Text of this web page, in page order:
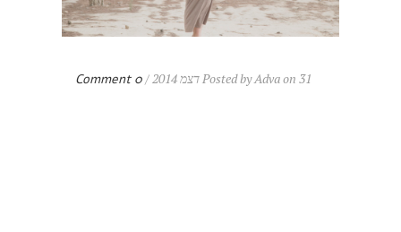
Posted by Adva on 31 דצמ 2014 / 0 Comment